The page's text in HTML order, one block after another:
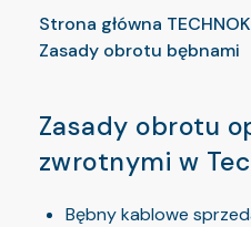
Strona główna
Zasady obrotu bębnami
Zasady obrotu
zwrotnymi w
Bębny kablowe